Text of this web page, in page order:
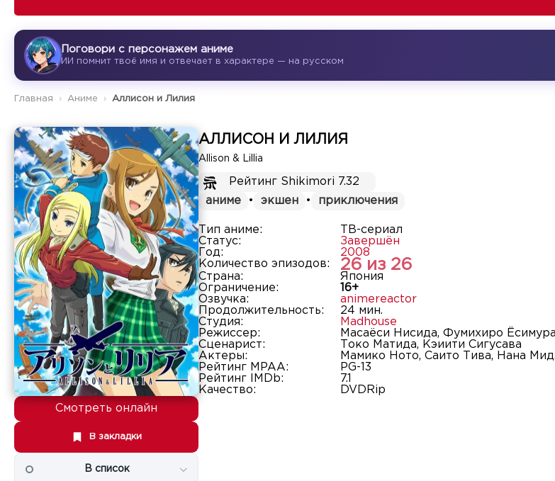
Поговори с персонажем аниме
ИИ помнит твоё имя и отвечает в характере — на русском
Главная Аниме Аллисон и Лилия
Смотреть онлайн
В закладки
В список
АЛЛИСОН И ЛИЛИЯ
Allison & Lillia
Рейтинг Shikimori 7.32
аниме
• экшен • приключения
Тип аниме:
ТВ-сериал
Статус:
Завершён
Год:
2008
Количество эпизодов:
26 из 26
Страна:
Япония
Ограничение:
16+
Озвучка:
animereactor
Продолжительность:
24 мин.
Студия:
Madhouse
Режиссер:
Масаёси Нисида, Фумихиро Ёсимура
Сценарист:
Токо Матида, Кэиити Сигусава
Актеры:
Мамико Ното, Саито Тива, Нана
Рейтинг MPAA:
PG-13
Рейтинг IMDb:
7.1
Качество:
DVDRip